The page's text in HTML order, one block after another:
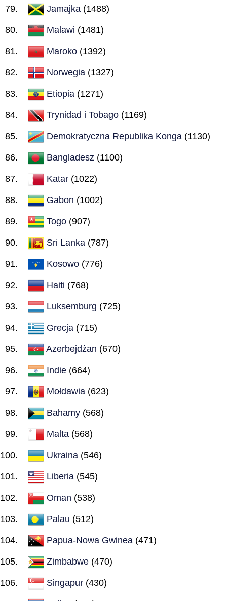
Jamajka (1488)
Malawi (1481)
Maroko (1392)
Norwegia (1327)
Etiopia (1271)
Trynidad i Tobago (1169)
Demokratyczna Republika Konga (1130)
Bangladesz (1100)
Katar (1022)
Gabon (1002)
Togo (907)
Sri Lanka (787)
Kosowo (776)
Haiti (768)
Luksemburg (725)
Grecja (715)
Azerbejdżan (670)
Indie (664)
Mołdawia (623)
Bahamy (568)
Malta (568)
Ukraina (546)
Liberia (545)
Oman (538)
Palau (512)
Papua-Nowa Gwinea (471)
Zimbabwe (470)
Singapur (430)